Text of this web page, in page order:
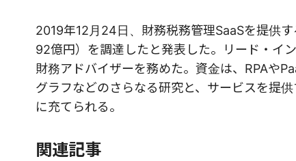
2019年12月24日、財務税務管理SaaSを提供
92億円）を調達したと発表した。リード・
財務アドバイザーを務めた。資金は、RPAや
グラフなどのさらなる研究と、サービスを提
に充てられる。
関連記事